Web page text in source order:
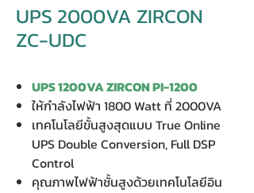
UPS 2000VA ZIRCON
ZC-UDC
UPS 1200VA ZIRCON PI-1200
ให้กำลังไฟฟ้า 1800 Watt ที่ 2000VA
เทคโนโลยีขั้นสูงสุดแบบ True Online
UPS Double Conversion, Full DSP
Control
คุณภาพไฟฟ้าชั้นสูงด้วยเทคโนโลยีอิน